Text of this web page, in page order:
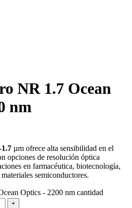
NR 1.7 Ocean
nm
µm ofrece alta sensibilidad en el
opciones de resolución óptica
en farmacéutica, biotecnología,
semiconductores.
Optics - 2200 nm cantidad